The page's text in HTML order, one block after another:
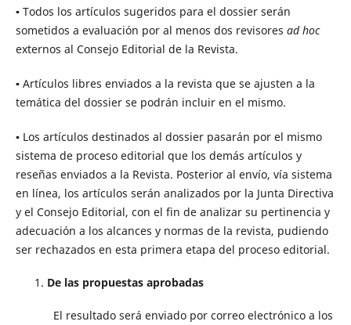
▪ Todos los artículos sugeridos para el dossier serán
sometidos a evaluación por al menos dos revisores ad hoc
externos al Consejo Editorial de la Revista.
▪ Artículos libres enviados a la revista que se ajusten a la
temática del dossier se podrán incluir en el mismo.
▪ Los artículos destinados al dossier pasarán por el mismo
sistema de proceso editorial que los demás artículos y
reseñas enviados a la Revista. Posterior al envío, vía sistema
en línea, los artículos serán analizados por la Junta Directiva
y el Consejo Editorial, con el fin de analizar su pertinencia y
adecuación a los alcances y normas de la revista, pudiendo
ser rechazados en esta primera etapa del proceso editorial.
De las propuestas aprobadas
El resultado será enviado por correo electrónico a los